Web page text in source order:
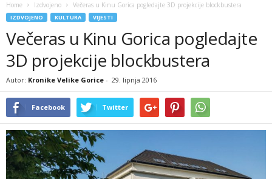
Home Izdvojeno Večeras u Kinu Gorica pogledajte 3D projekcije blockbustera
IZDVOJENO KULTURA VIJESTI
Večeras u Kinu Gorica pogledajte
3D projekcije blockbustera
Autor: Kronike Velike Gorice - 29. lipnja 2016
Facebook Twitter